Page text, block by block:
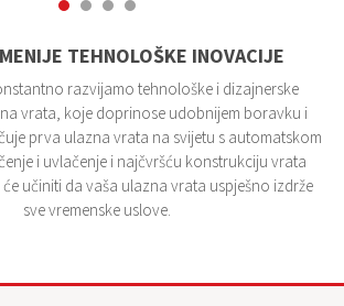
TEHNOLOŠKE INOVACIJE
razvijamo tehnološke i dizajnerske
vrata, koje doprinose udobnijem boravku i
prva ulazna vrata na svijetu s automatskom
i uvlačenje i najčvršću konstrukciju vrata
učiniti da vaša ulazna vrata uspješno izdrže
sve vremenske uslove.